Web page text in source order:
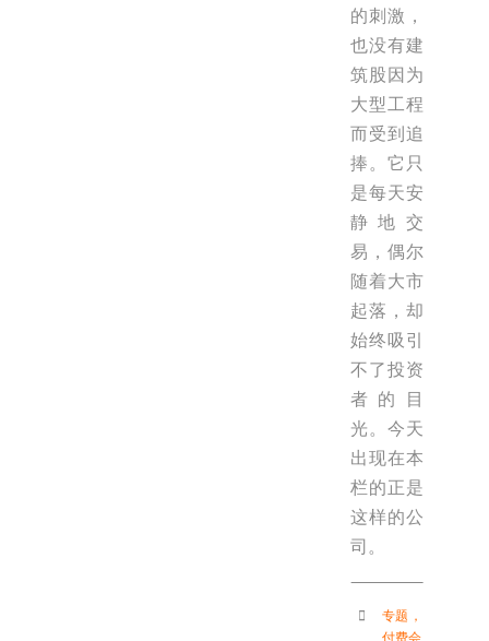
的刺激，
也没有建
筑股因为
大型工程
而受到追
捧。它只
是每天安
静地交
易，偶尔
随着大市
起落，却
始终吸引
不了投资
者的目
光。今天
出现在本
栏的正是
这样的公
司。
专题 ，
付费会